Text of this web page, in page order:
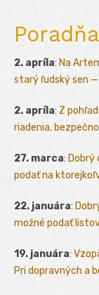
Poradňa
2. apríla: Na
starý ľudský sen —
2. apríla: Z
riadenia,
27. marca: Dobrý
podať na
22. januára:
možné podať
19. januára:
Pri dopravných a